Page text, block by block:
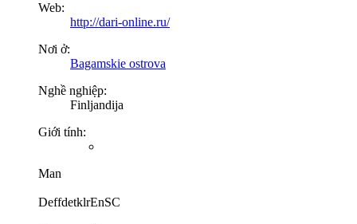
Web:
http://dari-online.ru/
Nơi ở:
Bagamskie ostrova
Nghề nghiệp:
Finljandija
Giới tính:
Man
DeffdetklrEnSC